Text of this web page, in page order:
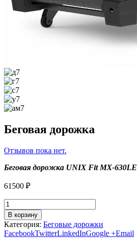
Беговая дорожка
Отзывов пока нет.
Беговая дорожка UNIX Fit MX-630LE
61500 ₽
В корзину
Категория: Беговые дорожки
FacebookTwitterLinkedInGoogle +Email